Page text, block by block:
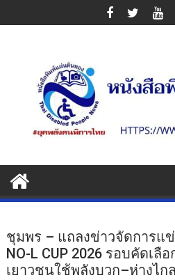
to
ชุมพร – แถลงข่าวจัดการแข่
NO-L CUP 2026 รอบคัดเ
เยาวชนใช้พลังบวก–ห่างไก